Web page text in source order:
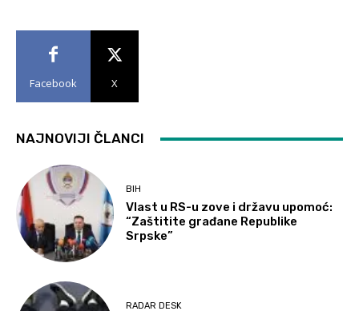
Facebook X
NAJNOVIJI ČLANCI
BIH
Vlast u RS-u zove i državu upomoć:
“Zaštitite građane Republike
Srpske”
RADAR DESK